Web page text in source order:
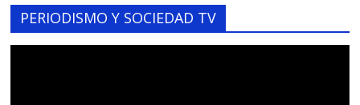
PERIODISMO Y SOCIEDAD TV